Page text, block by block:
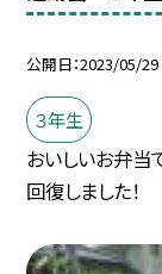
公開日 2023/05/29
３年生
おいしいお弁当
回復しました！